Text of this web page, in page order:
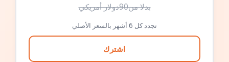
بدلا من90دولار أمريكي
تجدد كل 6 أشهر بالسعر الأصلي
اشترك